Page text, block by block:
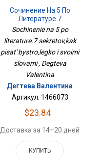
Сочинение На 5 По
Литературе.7
Секретов,как Писать
Быстро,легко И Своими
Словами
Sochinenie na 5 po
literature.7 sekretov,kak
pisat' bystro,legko i svoimi
slovami , Degteva
Valentina
Дегтева Валентина
Артикул: 1466073
$23.84
Доставка за 14–20 дней
КУПИТЬ